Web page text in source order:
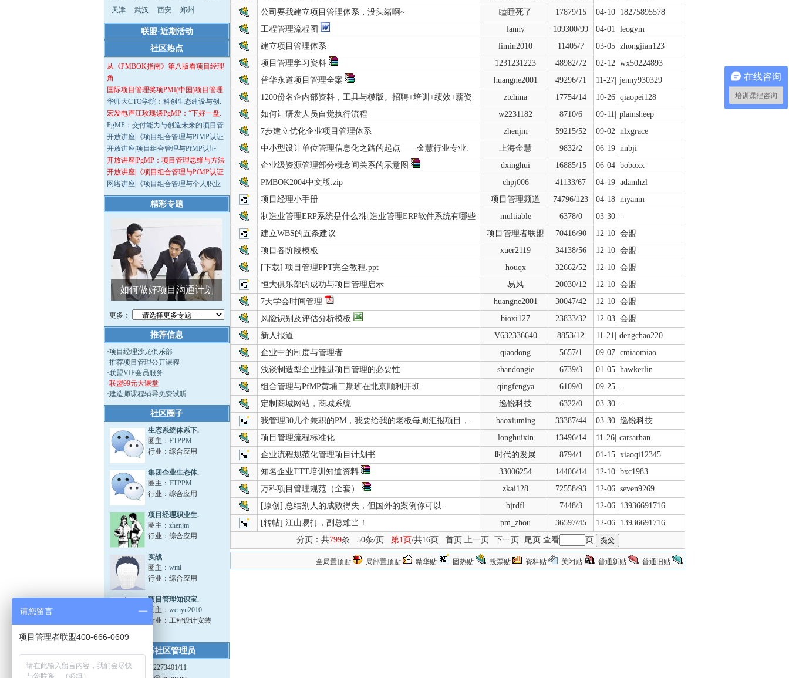
天津
武汉 西安 郑州
联盟·近期活动
社区热点
从《PMBOK指南》第八版看项目经理
角
国际项目管理奖项PMI(中国)项目管理
华师大CTO学院：科创生态建设与创.
宏发电声江玫瑰谈PgMP：“下好一盘.
PgMP：交付能力与创造未来的项目管.
开放讲座|《项目组合管理与PfMP认证
开放讲座|项目组合管理与PfMP认证
开放讲座|PgMP：项目管理思维与方法
开放讲座|《项目组合管理与PfMP认证
网络讲座|《项目组合管理与个人职业
精彩专题
如何做好项目沟通计划 软件项目质量管理 国际工程索赔与反索赔
更多：
推荐信息
·项目经理沙龙俱乐部
·推荐项目管理公开课程
·联盟VIP会员服务
·联盟99元大课堂
·建造师课程辅导免费试听
社区圈子
生态系统体系下.
圈主： ETPPM
行业：综合应用
集团企业生态体.
圈主： ETPPM
行业：综合应用
项目经理职业生.
圈主： zhenjm
行业：综合应用
实战
圈主： wml
行业：综合应用
项目管理知识宝.
圈主： wenyu2010
行业：工程设计安装
联系社区管理员
咨询电话 010-82273401/11
公司要我建立项目管理体系，没头绪啊~
瞌睡死了 17879/15 04-10| 18275895578
工程管理流程图
lanny 109300/99 04-01| leogym
建立项目管理体系
limin2010 11405/7 03-05| zhongjian123
项目管理学习资料
1231231223 48982/72 02-12| wx50224893
普华永道项目管理全案
huangne2001 49296/71 11-27| jenny930329
1200份名企内部资料，工具与模版。招聘+培训+绩效+薪资
ztchina 17754/14 10-26| qiaopei128
如何让研发人员自觉执行流程
w2231182 8710/6 09-11| plainsheep
7步建立优化企业项目管理体系
zhenjm 59215/52 09-02| nlxgrace
中小型设计单位管理信息化之路的起点——金慧行业专业.
上海金慧 9832/2 06-19| nnbji
企业级资源管理部分概念间关系的示意图
dxinghui 16885/15 06-04| boboxx
PMBOK2004中文版.zip
chpj006 41133/67 04-19| adamhzl
项目经理小手册
项目管理频道 74796/123 04-18| myanm
制造业管理ERP系统是什么?制造业管理ERP软件系统有哪些
multiable 6378/0
03-30|--
建立WBS的五条建议
项目管理者联盟 70416/90 12-10| 会盟
项目各阶段模板
xuer2119 34138/56 12-10| 会盟
[下载] 项目管理PPT完全教程.ppt
houqx 32662/52 12-10| 会盟
恒大俱乐部的成功与项目管理启示
易风 20030/12 12-10| 会盟
7天学会时间管理
huangne2001 30047/42 12-10| 会盟
风险识别及评估分析模板
bioxi127 23833/32 12-03| 会盟
新人报道
V632336640 8853/12 11-21| dengchao220
企业中的制度与管理者
qiaodong 5657/1 09-07| cmiaomiao
浅谈制造型企业推进项目管理的必要性
shandongie 6739/3 01-05| hawkerlin
组合管理与PfMP黄埔二期班在北京顺利开班
qingfengya 6109/0
09-25|--
定制商城网站，商城系统
逸锐科技 6322/0
03-30|--
我管理30几个兼职的PM，我要给我的老板每周汇报项目，.
baoxiuming 33387/44 03-30| 逸锐科技
项目管理流程标准化
longhuixin 13496/14 11-26| carsarhan
企业流程规范化管理项目计划书
时代的发展 8794/1 01-15| xiaoqi12345
知名企业TTT培训知道资料
33006254 14406/14 12-10| bxc1983
万科项目管理规范（全套）
zkai128 72558/93 12-06| seven9269
[原创] 总结别人的成败得失，但国外的案例你可以.
bjrdfl 7448/3 12-06| 13936691716
[转帖] 江山易打，副总难当！
pm_zhou 36597/45 12-06| 13936691716
分页：共799条 50条/页 第1页/共16页 首页 上一页 下一页 尾页 查看 页
全局置顶贴 局部置顶贴 精华贴 固热贴 投票贴 资料贴 关闭贴 普通新贴 普通旧贴
在线咨询
培训课程咨询
请您留言
项目管理者联盟400-666-0609